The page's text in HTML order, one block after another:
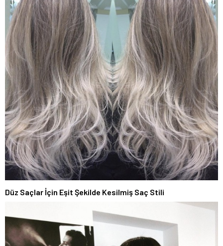
Düz Saçlar İçin Eşit Şekilde Kesilmiş Saç Stili